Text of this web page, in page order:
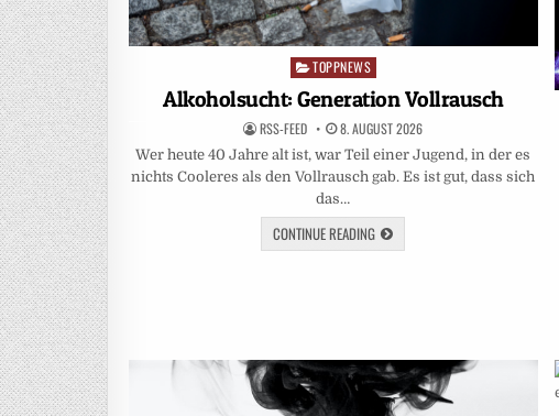
Posted
in
TOPPNEWS
Alkoholsucht: Generation Vollrausch
RSS-FEED 8. AUGUST 2026
Wer heute 40 Jahre alt ist, war Teil einer Jugend, in der es
nichts Cooleres als den Vollrausch gab. Es ist gut, dass sich
das…
CONTINUE READING